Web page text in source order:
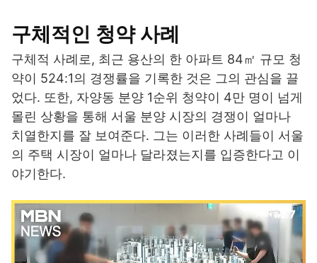
구체적인 청약 사례
구체적 사례로, 최근 용산의 한 아파트 84㎡ 규모 청
약이 524:1의 경쟁률을 기록한 것은 그의 관심을 끌
었다. 또한, 자양동 분양 1순위 청약이 4만 명이 넘게
몰린 상황을 통해 서울 분양 시장의 경쟁이 얼마나
치열한지를 잘 보여준다. 그는 이러한 사례들이 서울
의 주택 시장이 얼마나 달라졌는지를 입증한다고 이
야기한다.